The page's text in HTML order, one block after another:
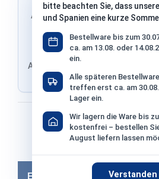
bitte beachten Sie, dass
und Spanien eine kurze
Bestellware bis zum
ca. am 13.08. oder
ein.
Alle späteren
treffen erst ca. am
Lager ein.
Wir lagern die Ware bis
kostenfrei – bestellen
August liefern lassen
Verstanden
Adresse & Versand werden von
Adresse von Klarna, Versand
Shop
Bezahlen mit
Bei Bezahlung per Vorkasse
Eigenschaften